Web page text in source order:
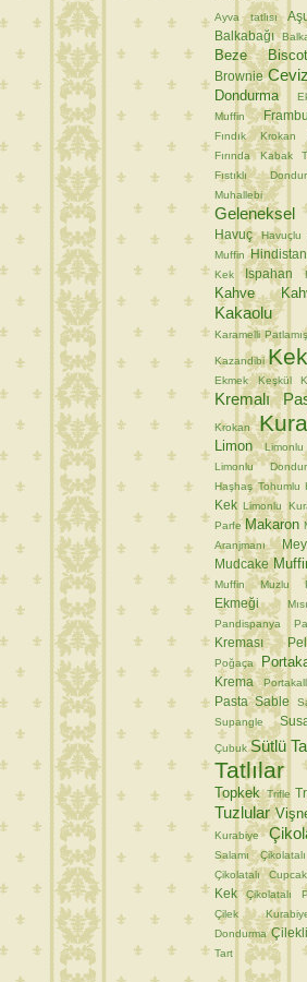
Ayva tatlısı
Balkabağı
Beze
Brownie Ceviz
Dondurma
Muffin
Fındık Krokan
Fırında Kabak
Fıstıklı
Muhallebi
Geleneksel
Havuç Havuçlu
Muffin
Kek
Ispahan
Kahve
Kakaolu
Karamelli
Kazandibi
Ekmek
Keşkül
Kremalı
Krokan
Limon
Limonlu
Haşhaş Tohumlu
Kek Limonlu
Parfe Makaron
Aranjmanı
Mudcake
Muffin
Muzlu
Ekmeği
Pandispanya
Kreması
Poğaça
Krema
Pasta Sable
Supangle
Çubuk Sütlü
Tatlılar
Topkek Trifle
Tuzlular
Kurabiye
Salamı
Çikolatalı
Kek
Çikolatalı
Çilek
Dondurma
Tart